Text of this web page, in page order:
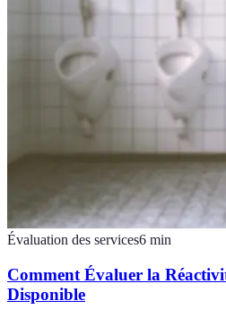
Évaluation des services6 min
Comment Évaluer la
Disponible